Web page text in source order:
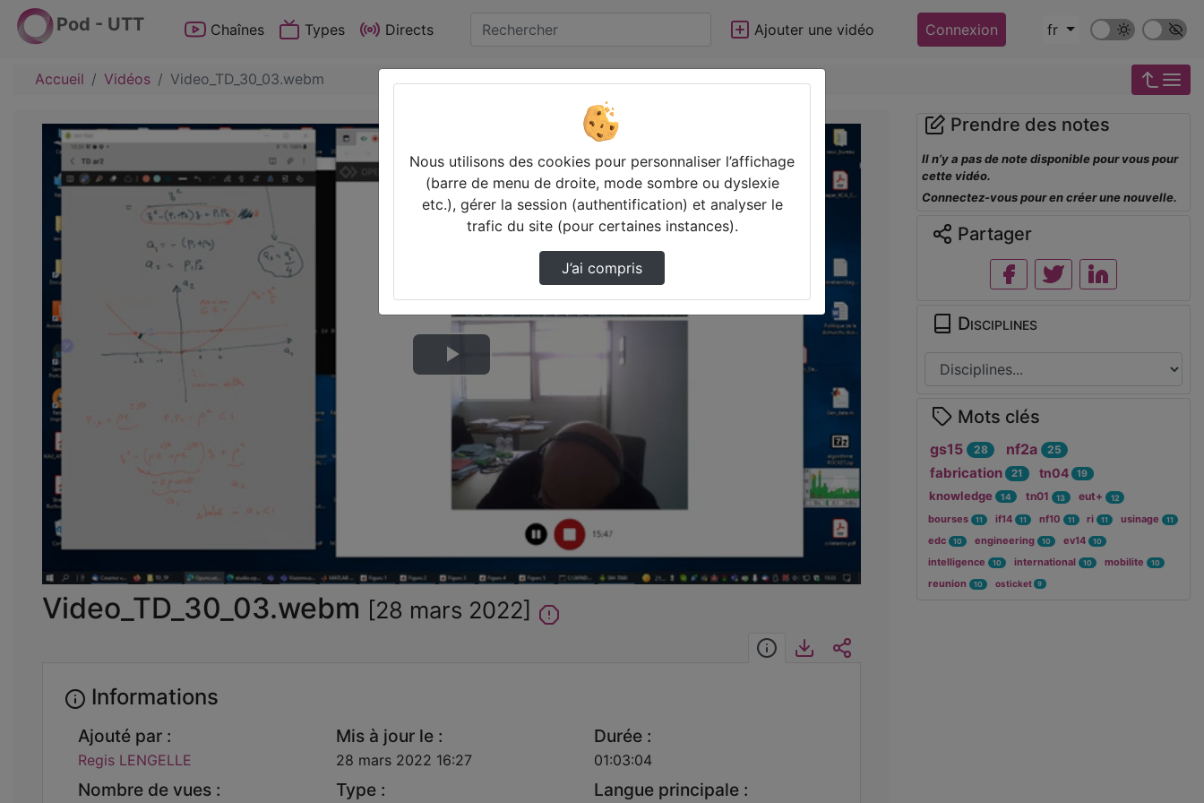
Pod - UTT Chaînes Types Directs Ajouter une vidéo Connexion fr Mode sombre
Police
Accueil Vidéos Video_TD_30_03.webm
Lire
la
vidéo
Video_TD_30_03.webm [28 mars 2022]
InformationsTéléchargements
Informations
Ajouté par :
Regis LENGELLE
Mis à jour le :
28 mars 2022 16:27
Durée :
01:03:04
Nombre de vues : Type : Langue principale :
Prendre des notes
Il n’y a pas de note disponible pour vous pour
cette vidéo.
Connectez-vous pour en créer une nouvelle.
Partager
Disciplines
Mots clés
gs15 28 nf2a 25
fabrication 21 tn04 19
knowledge 14 tn01 13 eut+ 12
bourses 11 if14 11 nf10 11 ri 11 usinage 11
edc 10 engineering 10 ev14 10
intelligence 10 international 10 mobilite 10
reunion 10 osticket 9
Nous utilisons des cookies pour personnaliser l’affichage
(barre de menu de droite, mode sombre ou dyslexie
etc.), gérer la session (authentification) et analyser le
trafic du site (pour certaines instances).
J’ai compris